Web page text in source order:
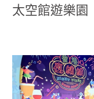
太空館遊樂園